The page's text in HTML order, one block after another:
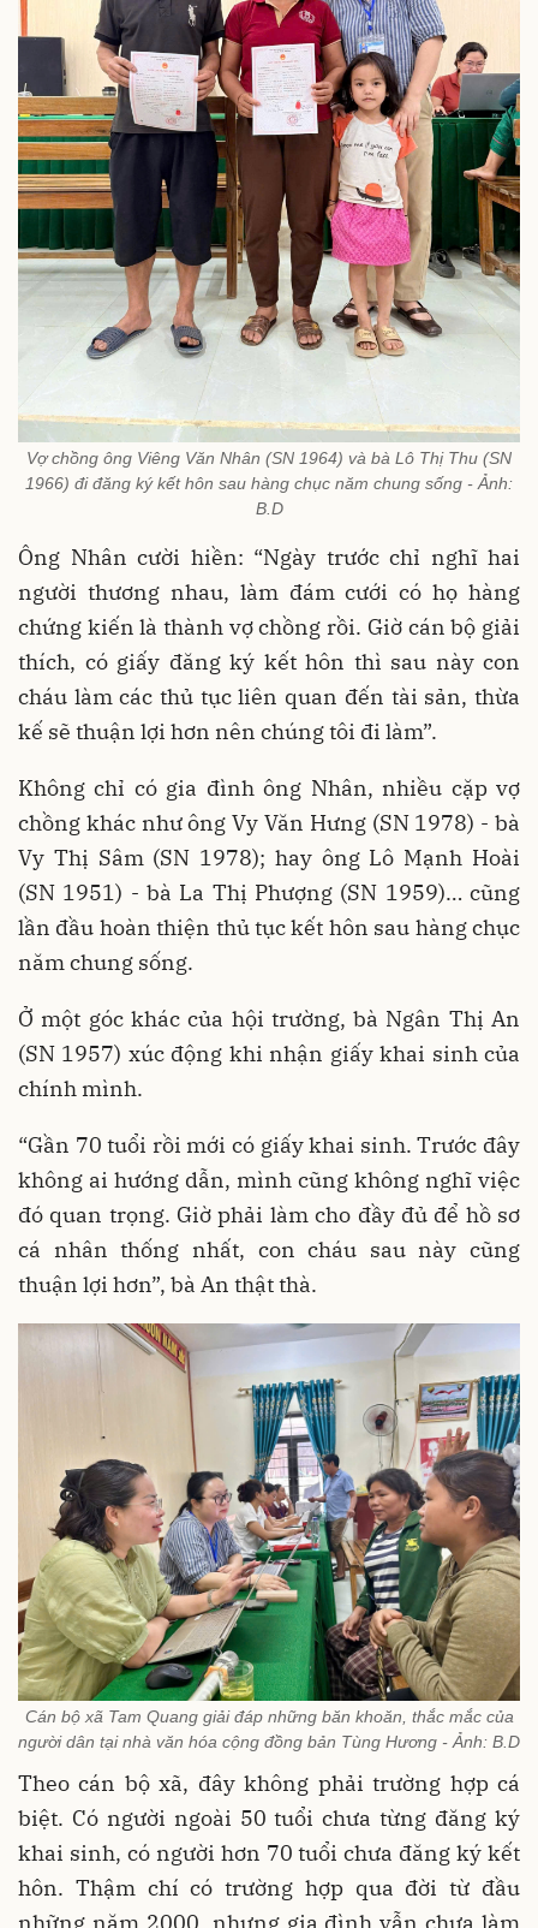
Vợ chồng ông Viêng Văn Nhân (SN 1964) và bà Lô Thị Thu (SN
1966) đi đăng ký kết hôn sau hàng chục năm chung sống - Ảnh:
B.D
Ông Nhân cười hiền: “Ngày trước chỉ nghĩ hai
người thương nhau, làm đám cưới có họ hàng
chứng kiến là thành vợ chồng rồi. Giờ cán bộ giải
thích, có giấy đăng ký kết hôn thì sau này con
cháu làm các thủ tục liên quan đến tài sản, thừa
kế sẽ thuận lợi hơn nên chúng tôi đi làm”.
Không chỉ có gia đình ông Nhân, nhiều cặp vợ
chồng khác như ông Vy Văn Hưng (SN 1978) - bà
Vy Thị Sâm (SN 1978); hay ông Lô Mạnh Hoài
(SN 1951) - bà La Thị Phượng (SN 1959)… cũng
lần đầu hoàn thiện thủ tục kết hôn sau hàng chục
năm chung sống.
Ở một góc khác của hội trường, bà Ngân Thị An
(SN 1957) xúc động khi nhận giấy khai sinh của
chính mình.
“Gần 70 tuổi rồi mới có giấy khai sinh. Trước đây
không ai hướng dẫn, mình cũng không nghĩ việc
đó quan trọng. Giờ phải làm cho đầy đủ để hồ sơ
cá nhân thống nhất, con cháu sau này cũng
thuận lợi hơn”, bà An thật thà.
Cán bộ xã Tam Quang giải đáp những băn khoăn, thắc mắc của
người dân tại nhà văn hóa cộng đồng bản Tùng Hương - Ảnh: B.D
Theo cán bộ xã, đây không phải trường hợp cá
biệt. Có người ngoài 50 tuổi chưa từng đăng ký
khai sinh, có người hơn 70 tuổi chưa đăng ký kết
hôn. Thậm chí có trường hợp qua đời từ đầu